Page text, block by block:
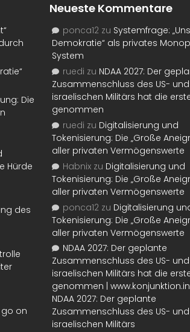
Die
Hürde
des
go on
Neueste Kommentare
ponca12 zu Systemfrage:
Demokratie“ als privates
System
ruedi zu NDAA 2027: Der
Zusammenschluss des US- und
israelischen Militärs hat die
genommen
ruedi zu Digitalisierung und
Tokenisierung: Die „Große
aller privaten Vermögenswerte
Habnix zu Digitalisierung und
Tokenisierung: Die „Große
aller privaten Vermögenswerte
ponca12 zu Digitalisierung
Tokenisierung: Die „Große
aller privaten Vermögenswerte
NDAA 2027: Der geplante
Zusammenschluss des US- und
israelischen Militärs hat die
genommen |
NDAA 2027: Der geplante
Zusammenschluss des US- und
israelischen Militärs